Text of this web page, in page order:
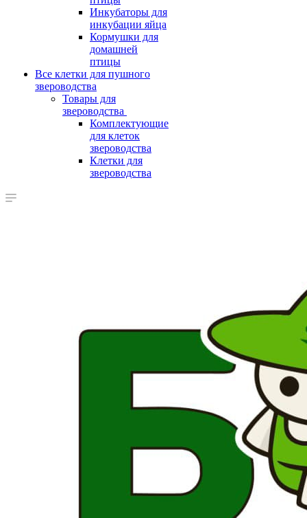
Инкубаторы для
инкубации яйца
Кормушки для
домашней
птицы
Все клетки для пушного
звероводства
Товары для
звероводства
Комплектующие
для клеток
звероводства
Клетки для
звероводства